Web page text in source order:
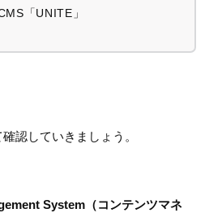
「UNITE」
認していきましょう。
System（コンテンツマネ